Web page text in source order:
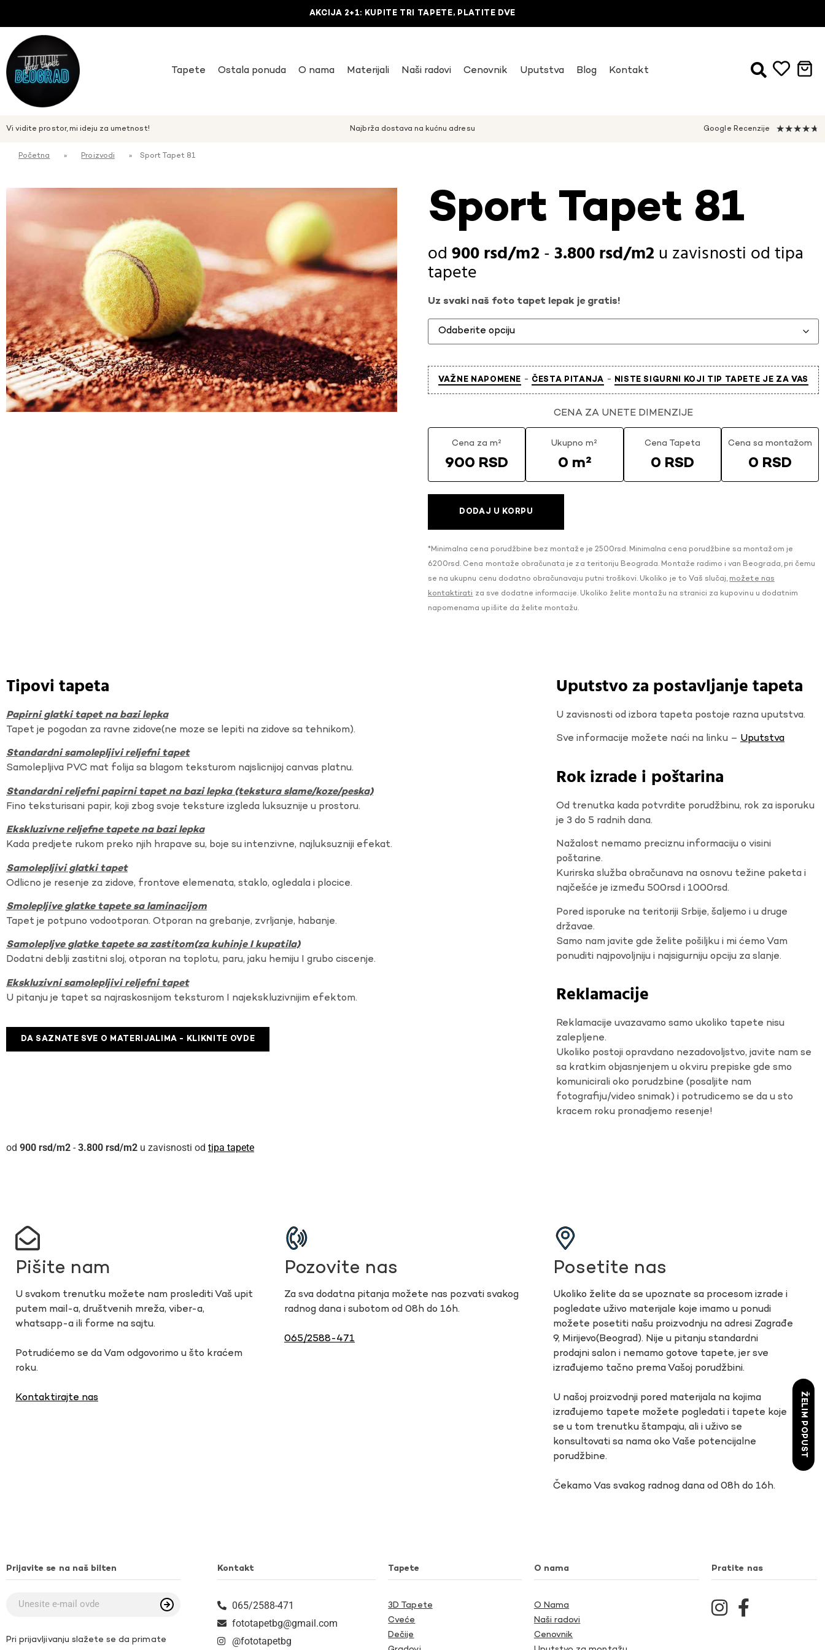
AKCIJA 2+1: KUPITE TRI TAPETE, PLATITE DVE
Tapete Ostala ponuda O nama Materijali Naši radovi Cenovnik Uputstva Blog Kontakt
Vi vidite prostor, mi ideju za umetnost! Najbrža dostava na kućnu adresu Google Recenzije ★★★★★
Početna » Proizvodi » Sport Tapet 81
Sport Tapet 81
900rsd -3.800rsd u zavisnosti od tipa
tapete
Uz svaki naš foto tapet lepak je gratis!
VAŽNE NAPOMENE - ČESTA PITANJA - NISTE SIGURNI KOJI TIP TAPETE JE ZA VAS
CENA ZA UNETE DIMENZIJE
Cena za m²
900 RSD
Ukupno m²
0 m²
Cena Tapeta
0 RSD
Cena sa montažom
0 RSD
DODAJ U KORPU
*Minimalna cena porudžbine bez montaže je 2500rsd. Minimalna cena porudžbine sa montažom je
6200rsd. Cena montaže obračunata je za teritoriju Beograda. Montaže radimo i van Beograda, pri čemu
se na ukupnu cenu dodatno obračunavaju putni troškovi. Ukoliko je to Vaš slučaj, možete nas
kontaktirati za sve dodatne informacije. Ukoliko želite montažu na stranici za kupovinu u dodatnim
napomenama upišite da želite montažu.
Tipovi tapeta
Papirni glatki tapet na bazi lepka
Tapet je pogodan za ravne zidove(ne moze se lepiti na zidove sa tehnikom).
Standardni samolepljivi reljefni tapet
Samolepljiva PVC mat folija sa blagom teksturom najslicnijoj canvas platnu.
Standardni reljefni papirni tapet na bazi lepka (tekstura slame/koze/peska)
Fino teksturisani papir, koji zbog svoje teksture izgleda luksuznije u prostoru.
Ekskluzivne reljefne tapete na bazi lepka
Kada predjete rukom preko njih hrapave su, boje su intenzivne, najluksuzniji efekat.
Samolepljivi glatki tapet
Odlicno je resenje za zidove, frontove elemenata, staklo, ogledala i plocice.
Smolepljive glatke tapete sa laminacijom
Tapet je potpuno vodootporan. Otporan na grebanje, zvrljanje, habanje.
Samolepljve glatke tapete sa zastitom(za kuhinje I kupatila)
Dodatni deblji zastitni sloj, otporan na toplotu, paru, jaku hemiju I grubo ciscenje.
Ekskluzivni samolepljivi reljefni tapet
U pitanju je tapet sa najraskosnijom teksturom I najekskluzivnijim efektom.
DA SAZNATE SVE O MATERIJALIMA - KLIKNITE OVDE
Uputstvo za postavljanje tapeta
U zavisnosti od izbora tapeta postoje razna uputstva.
Sve informacije možete naći na linku – Uputstva
Rok izrade i poštarina
Od trenutka kada potvrdite porudžbinu, rok za isporuku
je 3 do 5 radnih dana.
Nažalost nemamo preciznu informaciju o visini
poštarine.
Kurirska služba obračunava na osnovu težine paketa i
najčešće je između 500rsd i 1000rsd.
Pored isporuke na teritoriji Srbije, šaljemo i u druge
državae.
Samo nam javite gde želite pošiljku i mi ćemo Vam
ponuditi najpovoljniju i najsigurniju opciju za slanje.
Reklamacije
Reklamacije uvazavamo samo ukoliko tapete nisu
zalepljene.
Ukoliko postoji opravdano nezadovoljstvo, javite nam se
sa kratkim objasnjenjem u okviru prepiske gde smo
komunicirali oko porudzbine (posaljite nam
fotografiju/video snimak) i potrudicemo se da u sto
kracem roku pronadjemo resenje!
900 rsd - 3.800 rsd u zavisnosti od tipa tapete
Pišite nam
U svakom trenutku možete nam proslediti Vaš upit
putem mail-a, društvenih mreža, viber-a,
whatsapp-a ili forme na sajtu.
Potrudićemo se da Vam odgovorimo u što kraćem
roku.
Kontaktirajte nas
Pozovite nas
Za sva dodatna pitanja možete nas pozvati svakog
radnog dana i subotom od 08h do 16h.
065/2588-471
Posetite nas
Ukoliko želite da se upoznate sa procesom izrade i
pogledate uživo materijale koje imamo u ponudi
možete posetiti našu proizvodnju na adresi Zagrađe
9, Mirijevo(Beograd). Nije u pitanju standardni
prodajni salon i nemamo gotove tapete, jer sve
izrađujemo tačno prema Vašoj porudžbini.
U našoj proizvodnji pored materijala na kojima
izrađujemo tapete možete pogledati i tapete koje
se u tom trenutku štampaju, ali i uživo se
konsultovati sa nama oko Vaše potencijalne
porudžbine.
Čekamo Vas svakog radnog dana od 08h do 16h.
Prijavite se na naš bilten
Pri prijavljivanju slažete se da primate
Kontakt
065/2588-471
fototapetbg@gmail.com
@fototapetbg
Tapete
3D Tapete
Cveće
Dečije
O nama
O Nama
Naši radovi
Cenovnik
Pratite nas
ŽELIM POPUST